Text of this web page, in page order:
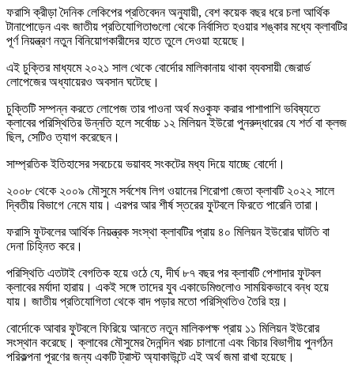
ফরাসি ক্রীড়া দৈনিক লেকিপের প্রতিবেদন অনুযায়ী, বেশ কয়েক বছর ধরে চলা আর্থিক
টানাপোড়েন এবং জাতীয় প্রতিযোগিতাগুলো থেকে নির্বাসিত হওয়ার শঙ্কার মধ্যে ক্লাবটির
পূর্ণ নিয়ন্ত্রণ নতুন বিনিয়োগকারীদের হাতে তুলে দেওয়া হয়েছে।
এই চুক্তির মাধ্যমে ২০২১ সাল থেকে বোর্দোর মালিকানায় থাকা ব্যবসায়ী জেরার্ড
লোপেজের অধ্যায়েরও অবসান ঘটেছে।
চুক্তিটি সম্পন্ন করতে লোপেজ তার পাওনা অর্থ মওকুফ করার পাশাপাশি ভবিষ্যতে
ক্লাবের পরিস্থিতির উন্নতি হলে সর্বোচ্চ ১২ মিলিয়ন ইউরো পুনরুদ্ধারের যে শর্ত বা ক্লজ
ছিল, সেটিও ত্যাগ করেছেন।
সাম্প্রতিক ইতিহাসের সবচেয়ে ভয়াবহ সংকটের মধ্য দিয়ে যাচ্ছে বোর্দো।
২০০৮ থেকে ২০০৯ মৌসুমে সর্বশেষ লিগ ওয়ানের শিরোপা জেতা ক্লাবটি ২০২২ সালে
দ্বিতীয় বিভাগে নেমে যায়। এরপর আর শীর্ষ স্তরের ফুটবলে ফিরতে পারেনি তারা।
ফরাসি ফুটবলের আর্থিক নিয়ন্ত্রক সংস্থা ক্লাবটির প্রায় ৪০ মিলিয়ন ইউরোর ঘাটতি বা
দেনা চিহ্নিত করে।
পরিস্থিতি এতটাই বেগতিক হয়ে ওঠে যে, দীর্ঘ ৮৭ বছর পর ক্লাবটি পেশাদার ফুটবল
ক্লাবের মর্যাদা হারায়। একই সঙ্গে তাদের যুব একাডেমিগুলোও সাময়িকভাবে বন্ধ হয়ে
যায়। জাতীয় প্রতিযোগিতা থেকে বাদ পড়ার মতো পরিস্থিতিও তৈরি হয়।
বোর্দোকে আবার ফুটবলে ফিরিয়ে আনতে নতুন মালিকপক্ষ প্রায় ১১ মিলিয়ন ইউরোর
সংস্থান করেছে। ক্লাবের মৌসুমের দৈনন্দিন খরচ চালানো এবং বিচার বিভাগীয় পুনর্গঠন
পরিকল্পনা পূরণের জন্য একটি ট্রাস্ট অ্যাকাউন্টে এই অর্থ জমা রাখা হয়েছে।